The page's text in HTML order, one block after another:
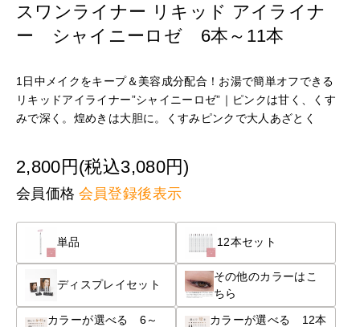
スワンライナー リキッド アイライナ
ー シャイニーロゼ 6本～11本
1日中メイクをキープ＆美容成分配合！お湯で簡単オフできる
リキッドアイライナー”シャイニーロゼ”｜ピンクは甘く、くす
みで深く。煌めきは大胆に。くすみピンクで大人あざとく
2,800円(税込3,080円)
会員価格 会員登録後表示
単品 12本セット
ディスプレイセット
その他のカラーはこ
ちら
カラーが選べる 6～
カラーが選べる 12本